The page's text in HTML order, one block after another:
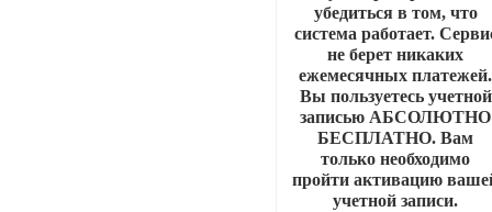
убедиться в том, что
система работает.
не берет никаких
ежемесячных платежей.
Вы пользуетесь учетной
записью АБСОЛЮТНО
БЕСПЛАТНО. Вам
только необходимо
пройти активацию
учетной записи.